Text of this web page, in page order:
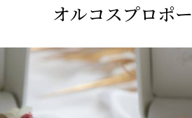
オルコスプロポ